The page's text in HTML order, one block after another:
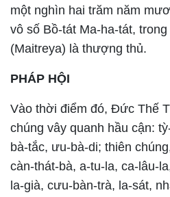
một nghìn hai trăm năm
vô số Bồ-tát Ma-ha-tát,
(Maitreya) là thượng thủ.
PHÁP HỘI
Vào thời điểm đó, Đức Thế
chúng vây quanh hầu cận:
bà-tắc, ưu-bà-di; thiên
càn-thát-bà, a-tu-la, ca-lâu-
la-già, cưu-bàn-trà, la-sát,